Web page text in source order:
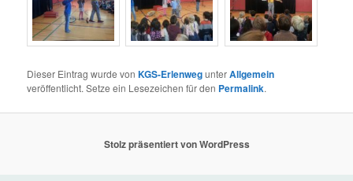
Dieser Eintrag wurde vonKGS-ErlenwegunterAllgemein
veröffentlicht. Setze ein Lesezeichen für den Permalink.
Stolz präsentiert von WordPress